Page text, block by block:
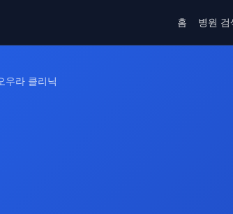
홈 병원 검
우라 클리닉